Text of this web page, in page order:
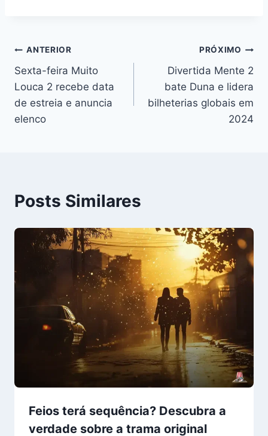
Navegação
de
Post
ANTERIOR
Sexta-feira Muito
Louca 2 recebe data
de estreia e anuncia
elenco
PRÓXIMO
Divertida Mente 2
bate Duna e lidera
bilheterias globais em
2024
Posts Similares
Feios terá sequência? Descubra a
verdade sobre a trama original